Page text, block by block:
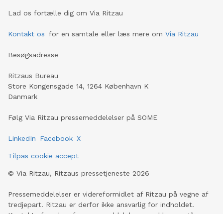
Lad os fortælle dig om Via Ritzau
Kontakt os for en samtale eller læs mere om Via Ritzau
Besøgsadresse
Ritzaus Bureau
Store Kongensgade 14, 1264 København K
Danmark
Følg Via Ritzau pressemeddelelser på SOME
LinkedIn Facebook X
Tilpas cookie accept
© Via Ritzau, Ritzaus pressetjeneste 2026
Pressemeddelelser er videreformidlet af Ritzau på vegne af
tredjepart. Ritzau er derfor ikke ansvarlig for indholdet.